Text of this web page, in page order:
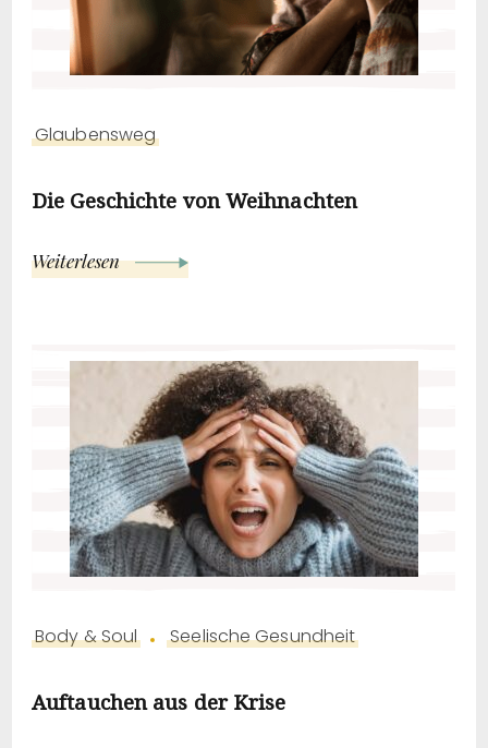
Glaubensweg
Die Geschichte von Weihnachten
Weiterlesen
Body & Soul Seelische Gesundheit
Auftauchen aus der Krise